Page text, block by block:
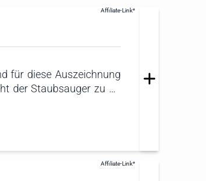
für diese Auszeichnung
der Staubsauger zu 70
seine ausgezeichnete